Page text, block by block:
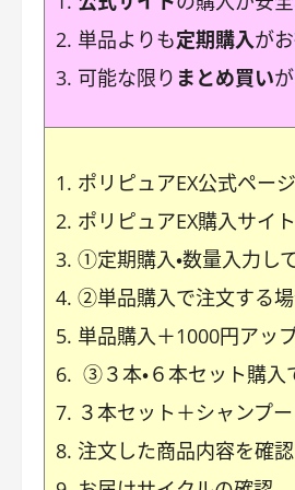
単品よりも定期購入が
可能な限り まとめ買い
ポリピュアEX公式ペー
ポリピュアEX購入サイ
①定期購入・数量入力し
②単品購入で注文する
単品購入＋1000円アッ
③３本・６本セット購
３本セット＋シャンプ
注文した商品内容を確認